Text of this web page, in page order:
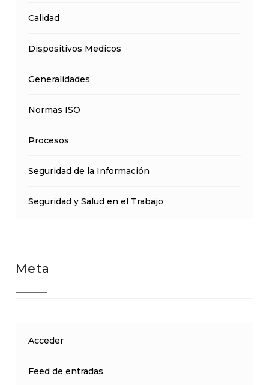
Calidad
Dispositivos Medicos
Generalidades
Normas ISO
Procesos
Seguridad de la Información
Seguridad y Salud en el Trabajo
Meta
Acceder
Feed de entradas